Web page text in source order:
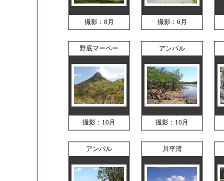
撮影：8月 撮影：6月
野底マーペー
撮影：10月
アンパル
撮影：10月
アンパル 川平湾